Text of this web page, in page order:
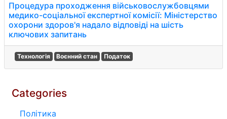
Процедура проходження військовослужбовцями
медико-соціальної експертної комісії: Міністерство
охорони здоров'я надало відповіді на шість
ключових запитань
Технологія Воєнний стан Податок
Categories
Політика